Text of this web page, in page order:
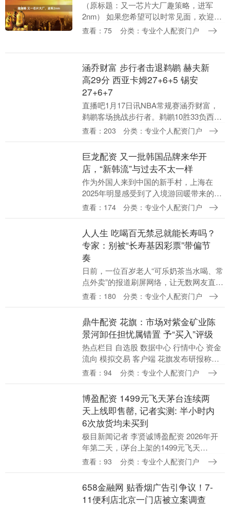
（原标题：又一芯片大厂趣策略，进军
2nm） 如果您希望可以时常见面，欢迎标
星收藏哦~ 来源：内容来自联合报，谢
查看：75 分类：专业个人配资门户
涵乔财富 步行者击退鹈鹕 赫夫新
高29分 西亚卡姆27+6+5 锡安
27+6+7
直播吧1月17日讯NBA常规赛涵乔财富，
鹈鹕客场挑战步行者。鹈鹕10胜33负西部
垫底，步行者9胜32负联盟垫底。 上半
咬，锡安....
查看：203 分类：专业个人配资门户
巨龙配资 又一批韩国品牌来华开
店，“新韩流”与过去不太一样
作为外国人来到中国的新手村，上海在
2025年明显感受到了入境游回暖带来的商
业热度，商业地产项目的零售表现被显著
将上海作为进入....
查看：174 分类：专业个人配资门户
人人生 吃喝百无禁忌就能长寿吗？
专家：别被“长寿基因彩票”带偏节
奏
日前，一位百岁老人“可乐奶茶当水喝、常
点外卖”的报道刷屏网络，让无数网友直
呼“羡慕嫉妒恨”。在大家纷纷感叹老人家
钟：这种“幸存....
查看：180 分类：专业个人配资门户
鼎牛配资 花旗：市场对紫金矿业陈
景河卸任担忧属错置 予“买入”评级
热点栏目 自选股 数据中心 行情中心 资金
流向 模拟交易 客户端 花旗发布研报称，
于2025年12月31日参加了紫金矿业
特....
查看：94 分类：专业个人配资门户
博盈配资 1499元飞天茅台连续两
天上线即售罄, 记者实测: 半小时内
6次放货均未买到
极目新闻记者 李贤诚博盈配资 2026年开
年第二天，i茅台上架的1499元飞天
53%vol500ml贵州茅台酒，再度售罄。1月
查看：93 分类：专业个人配资门户
658金融网 贴香烟广告引争议！7-
11便利店北京一门店被立案调查